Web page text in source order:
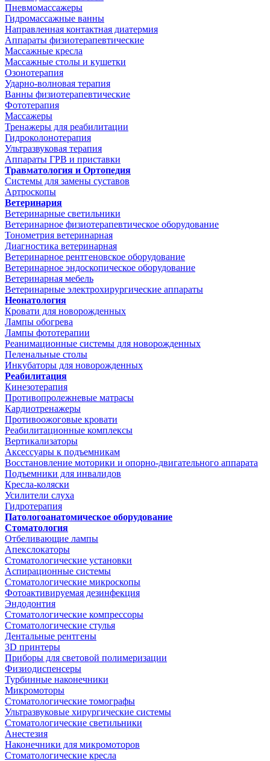
Пневмомассажеры
Гидромассажные ванны
Направленная контактная диатермия
Аппараты физиотерапевтические
Массажные кресла
Массажные столы и кушетки
Озонотерапия
Ударно-волновая терапия
Ванны физиотерапевтические
Фототерапия
Массажеры
Тренажеры для реабилитации
Гидроколонотерапия
Ультразвуковая терапия
Аппараты ГРВ и приставки
Травматология и Ортопедия
Системы для замены суставов
Артроскопы
Ветеринария
Ветеринарные светильники
Ветеринарное физиотерапевтическое оборудование
Тонометрия ветеринарная
Диагностика ветеринарная
Ветеринарное рентгеновское оборудование
Ветеринарное эндоскопическое оборудование
Ветеринарная мебель
Ветеринарные электрохирургические аппараты
Неонатология
Кровати для новорожденных
Лампы обогрева
Лампы фототерапии
Реанимационные системы для новорожденных
Пеленальные столы
Инкубаторы для новорожденных
Реабилитация
Кинезотерапия
Противопролежневые матрасы
Кардиотренажеры
Противоожоговые кровати
Реабилитационные комплексы
Вертикализаторы
Аксессуары к подъемникам
Восстановление моторики и опорно-двигательного аппарата
Подъемники для инвалидов
Кресла-коляски
Усилители слуха
Гидротерапия
Патологоанатомическое оборудование
Стоматология
Отбеливающие лампы
Апекслокаторы
Стоматологические установки
Аспирационные системы
Стоматологические микроскопы
Фотоактивируемая дезинфекция
Эндодонтия
Стоматологические компрессоры
Стоматологические стулья
Дентальные рентгены
3D принтеры
Приборы для световой полимеризации
Физиодиспенсеры
Турбинные наконечники
Микромоторы
Стоматологические томографы
Ультразвуковые хирургические системы
Стоматологические светильники
Анестезия
Наконечники для микромоторов
Стоматологические кресла